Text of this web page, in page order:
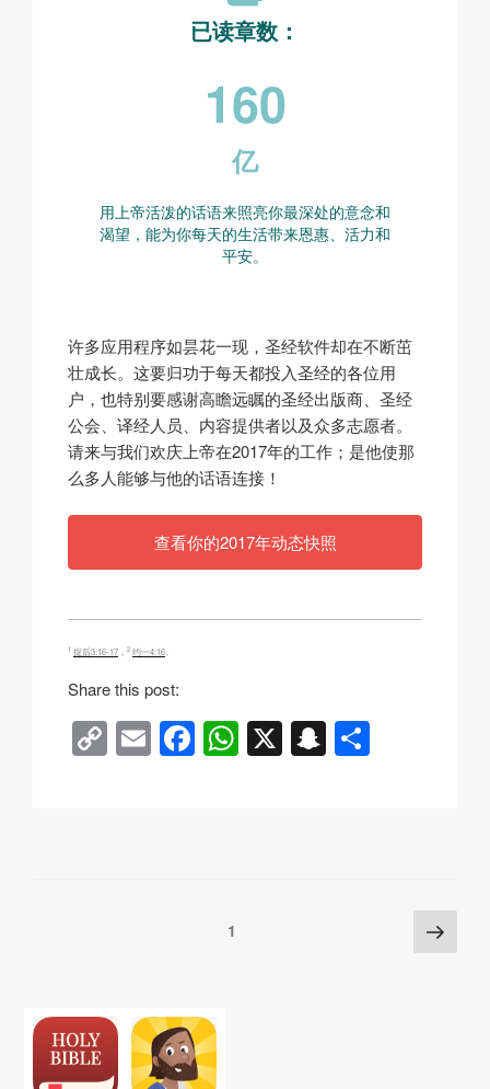
已读章数：
160
亿
用上帝活泼的话语来照亮你最深处的意念和
渴望，能为你每天的生活带来恩惠、活力和
平安。
许多应用程序如昙花一现，圣经软件却在不断茁
壮成长。这要归功于每天都投入圣经的各位用
户，也特别要感谢高瞻远瞩的圣经出版商、圣经
公会、译经人员、内容提供者以及众多志愿者。
请来与我们欢庆上帝在2017年的工作；是他使那
么多人能够与他的话语连接！
查看你的2017年动态快照
1 提后3:16-17 2 约一4:16
Share this post:
C
o
E
m
F
a
W
h
X S
n
1 下
一